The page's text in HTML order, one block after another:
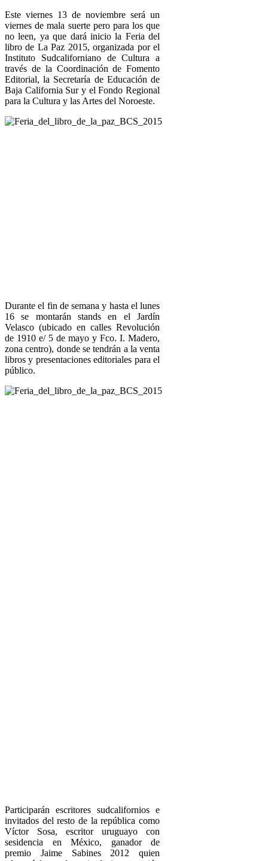
Este viernes 13 de noviembre será un
viernes de mala suerte pero para los que
no leen, ya que dará inicio la Feria del
libro de La Paz 2015, organizada por el
Instituto Sudcaliforniano de Cultura a
través de la Coordinación de Fomento
Editorial, la Secretaría de Educación de
Baja California Sur y el Fondo Regional
para la Cultura y las Artes del Noroeste.
Durante el fin de semana y hasta el lunes
16 se montarán stands en el Jardín
Velasco (ubicado en calles Revolución
de 1910 e/ 5 de mayo y Fco. I. Madero,
zona centro), donde se tendrán a la venta
libros y presentaciones editoriales para el
público.
Participarán escritores sudcalifornios e
invitados del resto de la república como
Víctor Sosa, escritor uruguayo con
sesidencia en México, ganador de
premio Jaime Sabines 2012 quien